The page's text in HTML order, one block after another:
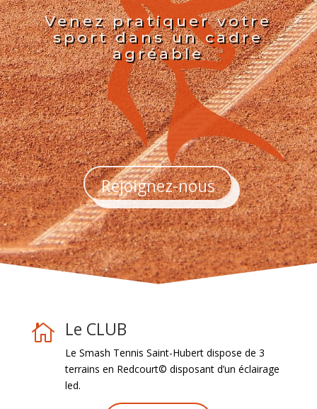
Venez pratiquer votre
sport dans un cadre
agréable
Rejoignez-nous
 Le CLUB
Le Smash Tennis Saint-Hubert dispose de 3
terrains en Redcourt© disposant d’un éclairage
led.